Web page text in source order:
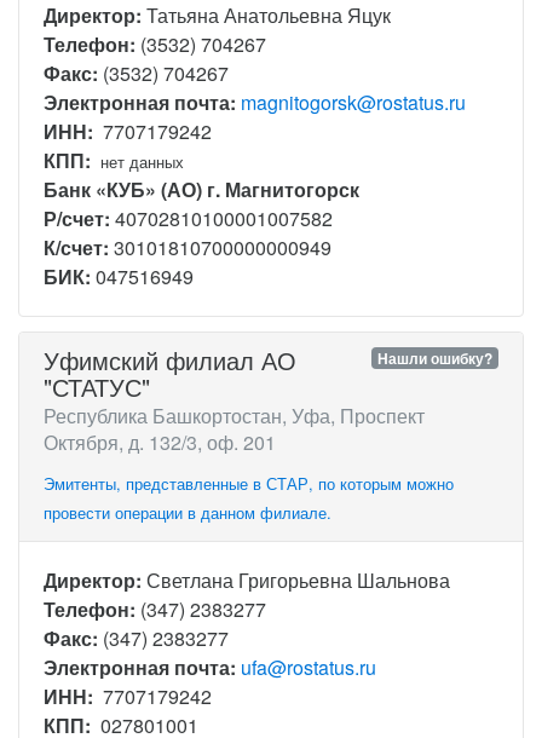
Директор: Татьяна Анатольевна Яцук
Телефон: (3532) 704267
Факс: (3532) 704267
Электронная почта: magnitogorsk@rostatus.ru
ИНН: 7707179242
КПП: нет данных
Банк «КУБ» (АО) г. Магнитогорск
Р/счет: 40702810100001007582
К/счет: 30101810700000000949
БИК: 047516949
Нашли ошибку?
Уфимский филиал АО
"СТАТУС"
Республика Башкортостан, Уфа, Проспект
Октября, д. 132/3, оф. 201
Эмитенты, представленные в СТАР, по которым можно
провести операции в данном филиале.
Директор: Светлана Григорьевна Шальнова
Телефон: (347) 2383277
Факс: (347) 2383277
Электронная почта: ufa@rostatus.ru
ИНН: 7707179242
КПП: 027801001